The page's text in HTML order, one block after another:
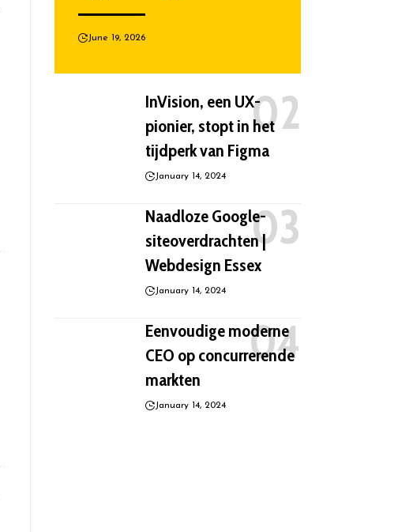
June 19, 2026
InVision, een UX-
pionier, stopt in het
tijdperk van Figma
January 14, 2024
Naadloze Google-
siteoverdrachten |
Webdesign Essex
January 14, 2024
Eenvoudige moderne
CEO op concurrerende
markten
January 14, 2024